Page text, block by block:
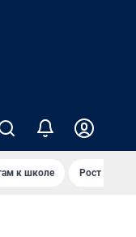
к школе Рост цен на